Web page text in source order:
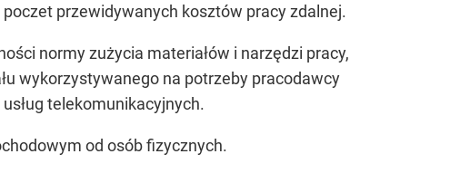
przewidywanych kosztów pracy zdalnej.
normy zużycia materiałów i narzędzi pracy,
wykorzystywanego na potrzeby pracodawcy
telekomunikacyjnych.
od osób fizycznych.